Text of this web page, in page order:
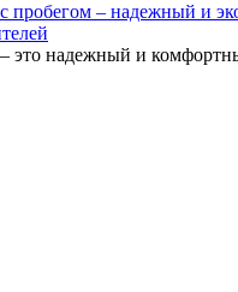
пробегом – надежный и
это надежный и